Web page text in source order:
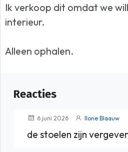
Ik verkoop dit omdat we
interieur.
Alleen ophalen.
Reacties
6 juni 2026 Ilone Blaauw
de stoelen zijn